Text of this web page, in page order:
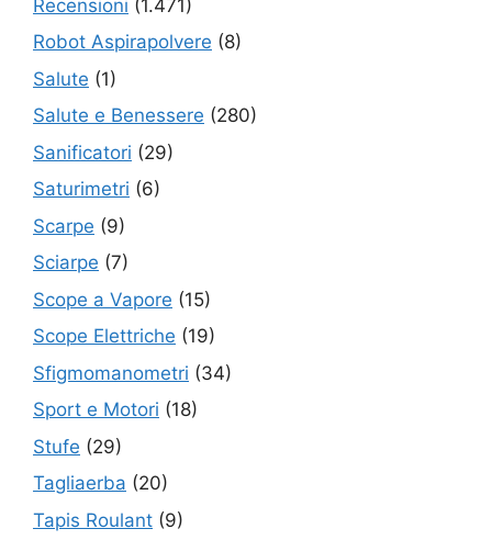
Recensioni (1.471)
Robot Aspirapolvere (8)
Salute (1)
Salute e Benessere (280)
Sanificatori (29)
Saturimetri (6)
Scarpe (9)
Sciarpe (7)
Scope a Vapore (15)
Scope Elettriche (19)
Sfigmomanometri (34)
Sport e Motori (18)
Stufe (29)
Tagliaerba (20)
Tapis Roulant (9)